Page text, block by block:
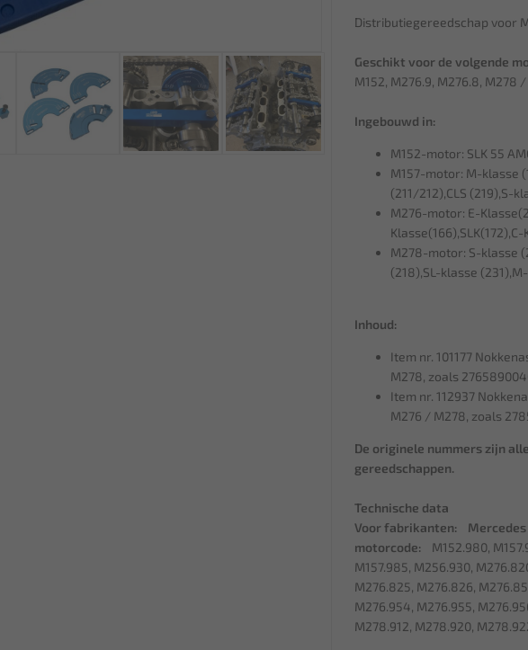
Distributiegereedschap voor
Geschikt voor de volgende
M152, M276.9, M276.8, M278 /
Ingebouwd in:
M152-motor: SLK 55
M157-motor: M-klasse
(211/212),CLS (219),S-
M276-motor: E-
M278-motor: S-klasse
(218),SL-klasse
Inhoud:
Item nr. 101177
M278, zoals
Item nr. 112937
M276 / M278, zoals
De originele nummers zijn
gereedschappen.
Technische data
Voor fabrikanten: Mercedes
motorcode: M152.980,
M157.985, M256.930,
M276.825, M276.826,
M276.954, M276.955,
M278.912, M278.920,